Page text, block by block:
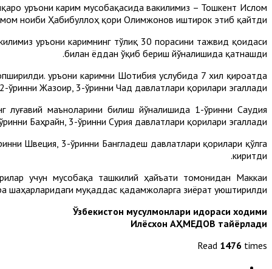
Қуръони карим мусобақасида вакилимиз – Тошкент Ислом
ноиби Ҳабибуллоҳ қори Олимжонов иштирок этиб қайтди.
Қуръони каримнинг тўлиқ 30 порасини тажвид қоидаси
билан ёддан ўқиб бериш йўналишида қатнашди.
Қуръони каримни Шотибия услубида 7 хил қироатда
Жазоир, 3-ўринни Чад давлатлари қорилари эгаллади.
маъноларини билиш йўналишида 1-ўринни Саудия
Баҳрайн, 3-ўринни Сурия давлатлари қорилари эгаллади.
Швеция, 3-ўринни Бангладеш давлатлари қорилари қўлга
киритди.
учун мусобақа ташкилий ҳайъати томонидан Маккаи
шаҳарларидаги муқаддас қадамжоларга зиёрат уюштирилди.
Ўзбекистон мусулмонлари идораси ходими
Илёсхон АҲМЕДОВ тайёрлади
Read 1476 times